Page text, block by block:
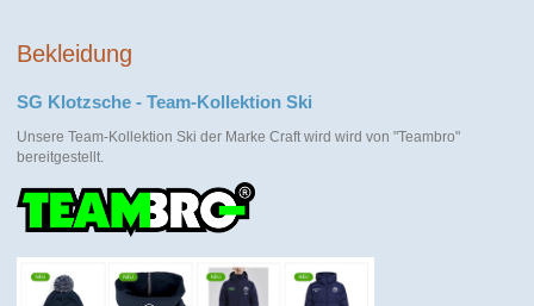
Bekleidung
SG Klotzsche - Team-Kollektion Ski
Unsere Team-Kollektion Ski der Marke Craft wird wird von "Teambro"
bereitgestellt.